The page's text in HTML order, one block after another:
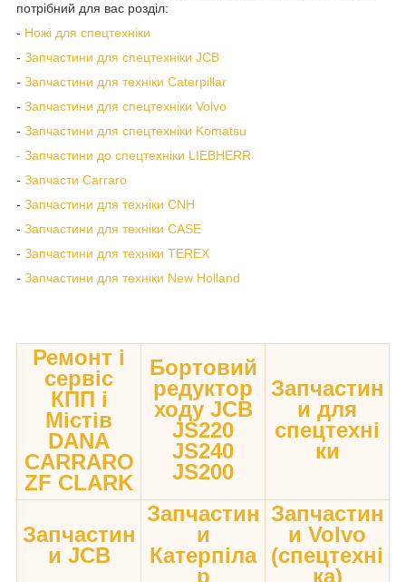
потрібний для вас розділ:
- Ножі для спецтехніки
- Запчастини для спецтехніки JCB
- Запчастини для техніки Caterpillar
- Запчастини для спецтехніки Volvo
- Запчастини для спецтехніки Komatsu
- Запчастини до спецтехніки LIEBHERR
- Запчасти Carraro
- Запчастини для техніки CNH
- Запчастини для техніки CASE
- Запчастини для техніки TEREX
- Запчастини для техніки New Holland
Ремонт і
сервіс
КПП і
Містів
DANA
CARRARO
ZF CLARK
Бортовий
редуктор
ходу JCB
JS220
JS240
JS200
Запчастин
и для
спецтехні
ки
Запчастин
и JCB
Запчастин
и
Катерпіла
р
Запчастин
и Volvo
(спецтехні
ка)